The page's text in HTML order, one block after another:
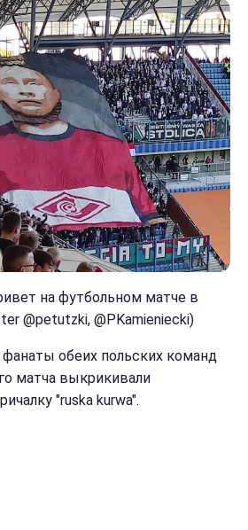
на футбольном матче в
@petutzki, @PKamieniecki)
обеих польских команд
матча выкрикивали
"ruska kurwa".